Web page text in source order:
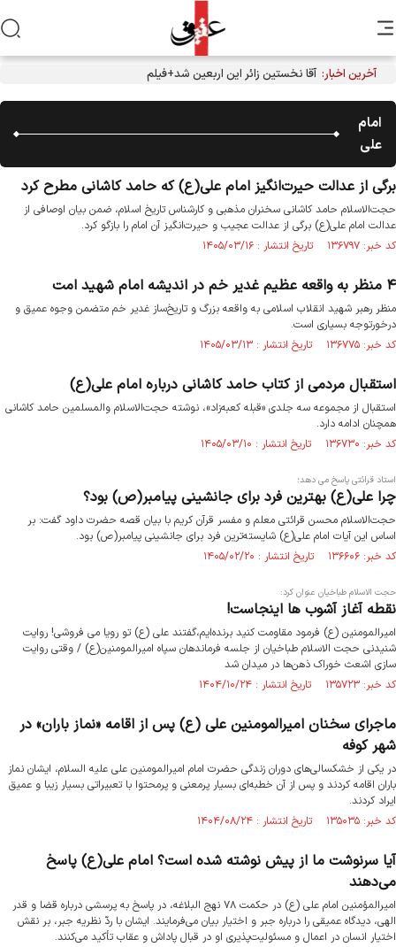
آخرین اخبار: آقا نخستین زائر این اربعین شد+فیلم
امام
علی
برگی از عدالت حیرت‌انگیز امام علی(ع) که حامد کاشانی مطرح کرد
حجت‌الاسلام حامد کاشانی سخنران مذهبی و کارشناس تاریخ اسلام، ضمن بیان اوصافی از
عدالت امام علی(ع) برگی از عدالت عجیب و حیرت‌انگیز آن امام را بازگو کرد.
کد خبر: ۱۳۶۷۹۷ تاریخ انتشار : ۱۴۰۵/۰۳/۱۶
۴ منظر به واقعه عظیم غدیر خم در اندیشه امام شهید امت
منظر رهبر شهید انقلاب اسلامی به واقعه بزرگ و تاریخ‌ساز غدیر خم متضمن وجوه عمیق و
درخورتوجه بسیاری است.
کد خبر: ۱۳۶۷۷۵ تاریخ انتشار : ۱۴۰۵/۰۳/۱۳
استقبال مردمی از کتاب حامد کاشانی درباره امام علی(ع)
استقبال از مجموعه سه‌ جلدی «قبله کعبه‌زاد»، نوشته حجت‌الاسلام والمسلمین حامد کاشانی
همچنان ادامه دارد.
کد خبر: ۱۳۶۷۳۰ تاریخ انتشار : ۱۴۰۵/۰۳/۱۰
استاد قرائتی پاسخ می دهد؛
چرا علی(ع) بهترین فرد برای جانشینی پیامبر(ص) بود؟
حجت‌الاسلام محسن قرائتی معلم و مفسر قرآن کریم با بیان قصه حضرت داود گفت: بر
اساس این آیات امام علی(ع) شایسته‌ترین فرد برای جانشینی پیامبر(ص) بود.
کد خبر: ۱۳۶۶۰۶ تاریخ انتشار : ۱۴۰۵/۰۲/۲۰
حجت الاسلام طباخیان عنوان کرد:
نقطه آغاز آشوب ها اینجاست!
امیرالمومنین (ع) فرمود مقاومت کنید برنده‌ایم،گفتند علی (ع) تو رویا می فروشی! روایت
شنیدنی حجت الاسلام طباخیان از جلسه فرماندهان سپاه امیرالمومنین(ع) / وقتی روایت
سازی اشعث خوراک ذهن‌ها در میدان شد
کد خبر: ۱۳۵۷۲۳ تاریخ انتشار : ۱۴۰۴/۱۰/۲۴
ماجرای سخنان امیرالمومنین علی (ع) پس از اقامه «نماز باران» در
شهر کوفه
در یکی از خشکسالی‌های دوران زندگی حضرت امام امیرالمومنین علی علیه السلام، ایشان نماز
باران اقامه کردند و پس از آن خطبه‌ای بسیار پرمعنی و پرمحتوا با تعبیراتی بسیار زیبا و عمیق
ایراد کردند.
کد خبر: ۱۳۵۰۳۵ تاریخ انتشار : ۱۴۰۴/۰۸/۲۴
آیا سرنوشت ما از پیش نوشته شده است؟ امام علی(ع) پاسخ
می‌دهند
امیرالمؤمنین امام علی (ع) در حکمت ۷۸ نهج البلاغه، در پاسخ به پرسشی درباره قضا و قدر
الهی، دیدگاه عمیقی را درباره جبر و اختیار بیان می‌فرمایند. ایشان با ردّ نظریه جبر، بر نقش
اختیار انسان در اعمال و مسئولیت‌پذیری او در قبال پاداش و عقاب تأکید می‌کنند.